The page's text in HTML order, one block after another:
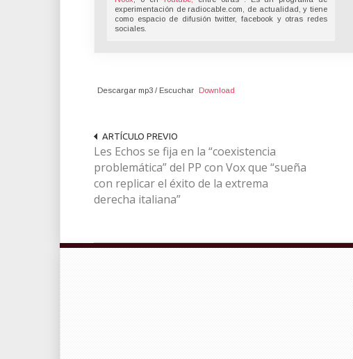
experimentación de radiocable.com, de actualidad, y tiene
como espacio de difusión twitter, facebook y otras redes
sociales.
Descargar mp3 / Escuchar Download
ARTÍCULO PREVIO
Les Echos se fija en la “coexistencia
problemática” del PP con Vox que “sueña
con replicar el éxito de la extrema
derecha italiana”